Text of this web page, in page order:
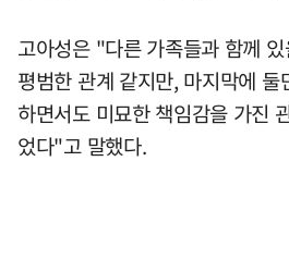
고아성은 "다른 가족들과 함께
평범한 관계 같지만, 마지막에
하면서도 미묘한 책임감을 가진
었다"고 말했다.